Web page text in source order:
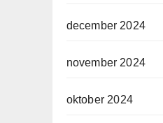
december 2024
november 2024
oktober 2024